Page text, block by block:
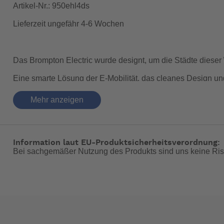
Artikel-Nr.: 950ehl4ds
Lieferzeit ungefähr 4-6 Wochen
Das Brompton Electric wurde designt, um die Städte dieser
Eine smarte Lösung der E-Mobilität, das cleanes Design
Fahren ohne Unterstützung (nahezu kein Unterschied
beim Meeting anzukommen oder Hügel in der Stadt zu
Technische Daten:
Mehr anzeigen
Information laut EU-Produktsicherheitsverordnung:
Bei sachgemäßer Nutzung des Produkts sind uns keine